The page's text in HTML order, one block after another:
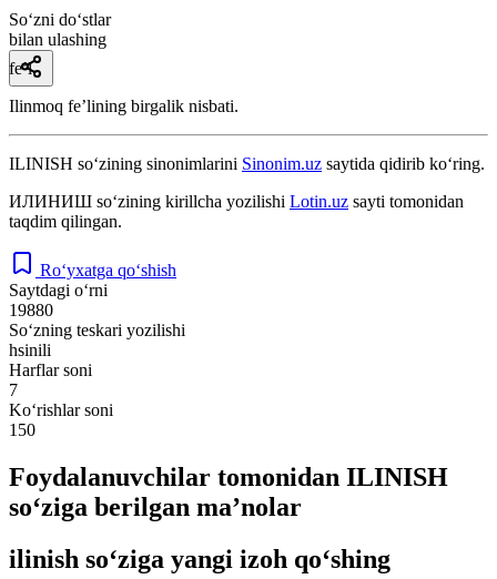
So‘zni do‘stlar
bilan ulashing
fe’l
Ilinmoq feʼlining birgalik nisbati.
ILINISH so‘zining sinonimlarini Sinonim.uz saytida qidirib ko‘ring.
ИЛИНИШ so‘zining kirillcha yozilishi Lotin.uz sayti tomonidan
taqdim qilingan.
Ro‘yxatga qo‘shish
Saytdagi o‘rni
19880
So‘zning teskari yozilishi
hsinili
Harflar soni
7
Ko‘rishlar soni
150
Foydalanuvchilar tomonidan ILINISH
so‘ziga berilgan ma’nolar
ilinish so‘ziga yangi izoh qo‘shing